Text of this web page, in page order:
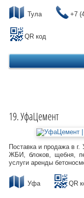
Тула +7
QR код
УфаЦемент
Поставка и продажа в г.
ЖБИ, блоков, щебня,
услуги аренды
Уфа QR